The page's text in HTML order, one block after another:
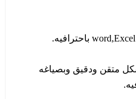
متقن ودقيق وبصياغه